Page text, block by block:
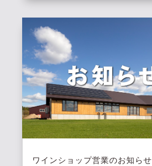
ワインショップ営業のお知らせ